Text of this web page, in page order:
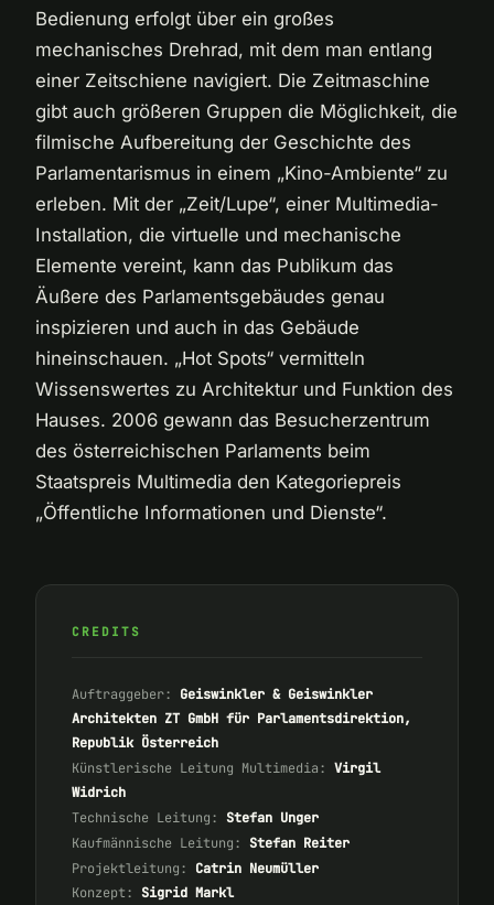
Bedienung erfolgt über ein großes
mechanisches Drehrad, mit dem man entlang
einer Zeitschiene navigiert. Die Zeitmaschine
gibt auch größeren Gruppen die Möglichkeit, die
filmische Aufbereitung der Geschichte des
Parlamentarismus in einem „Kino-Ambiente“ zu
erleben. Mit der „Zeit/Lupe“, einer Multimedia-
Installation, die virtuelle und mechanische
Elemente vereint, kann das Publikum das
Äußere des Parlamentsgebäudes genau
inspizieren und auch in das Gebäude
hineinschauen. „Hot Spots“ vermitteln
Wissenswertes zu Architektur und Funktion des
Hauses. 2006 gewann das Besucherzentrum
des österreichischen Parlaments beim
Staatspreis Multimedia den Kategoriepreis
„Öffentliche Informationen und Dienste“.
CREDITS
Auftraggeber:
Geiswinkler & Geiswinkler
Architekten ZT GmbH für Parlamentsdirektion,
Republik Österreich
Künstlerische Leitung Multimedia: Virgil
Widrich
Technische Leitung: Stefan Unger
Kaufmännische Leitung: Stefan Reiter
Projektleitung:
Catrin Neumüller
Konzept: Sigrid Markl